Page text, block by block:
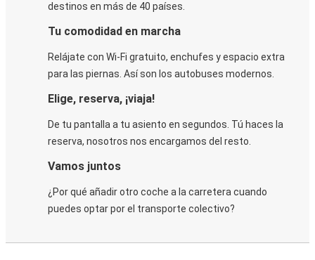
destinos en más de 40 países.
Tu comodidad en marcha
Relájate con Wi-Fi gratuito, enchufes y espacio extra
para las piernas. Así son los autobuses modernos.
Elige, reserva, ¡viaja!
De tu pantalla a tu asiento en segundos. Tú haces la
reserva, nosotros nos encargamos del resto.
Vamos juntos
¿Por qué añadir otro coche a la carretera cuando
puedes optar por el transporte colectivo?